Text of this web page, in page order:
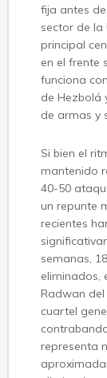
fija antes
sector de la
principal
en el frente
funciona
de Hezbolá
de armas y
Si bien el
mantenido
40-50
un repunte
recientes
semanas,
eliminados,
Radwan
cuartel
representa